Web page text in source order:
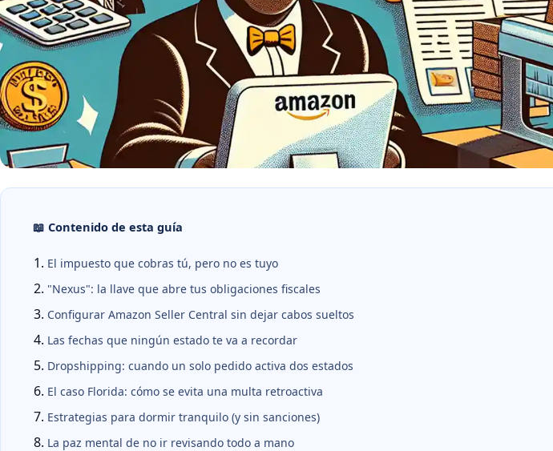
📖 Contenido de esta guía
El impuesto que cobras tú, pero no es tuyo
"Nexus": la llave que abre tus obligaciones fiscales
Configurar Amazon Seller Central sin dejar cabos sueltos
Las fechas que ningún estado te va a recordar
Dropshipping: cuando un solo pedido activa dos estados
El caso Florida: cómo se evita una multa retroactiva
Estrategias para dormir tranquilo (y sin sanciones)
La paz mental de no ir revisando todo a mano